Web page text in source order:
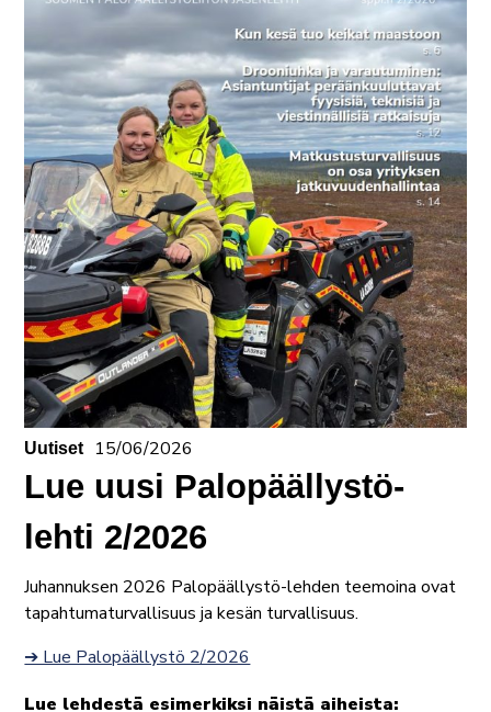
Uutiset 15/06/2026
Lue uusi Palopäällystö-
lehti 2/2026
Juhannuksen 2026 Palopäällystö-lehden teemoina ovat
tapahtumaturvallisuus ja kesän turvallisuus.
➔ Lue Palopäällystö 2/2026
Lue lehdestä esimerkiksi näistä aiheista: